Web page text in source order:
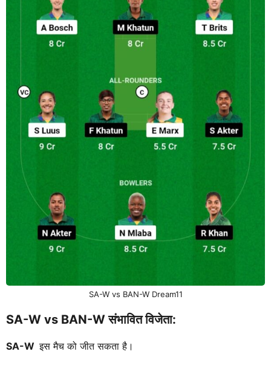
SA-W vs BAN-W Dream11
SA-W vs BAN-W संभावित विजेता:
SA-Wइस मैच को जीत सकता है।